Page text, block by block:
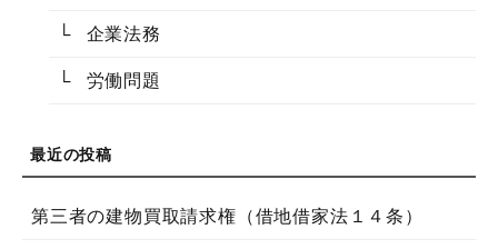
企業法務
労働問題
第三者の建物買取請求権（借地借家法１４条）